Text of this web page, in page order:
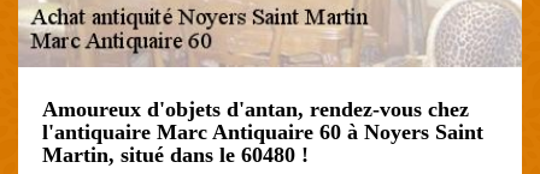
Amoureux d'objets d'antan, rendez-vous chez
l'antiquaire Marc Antiquaire 60 à Noyers Saint
Martin, situé dans le 60480 !